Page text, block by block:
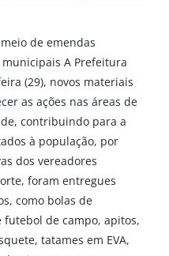
de emendas
A Prefeitura
(29), novos materiais
as ações nas áreas de
contribuindo para a
à população, por
dos vereadores
foram entregues
como bolas de
de campo, apitos,
tatames em EVA,